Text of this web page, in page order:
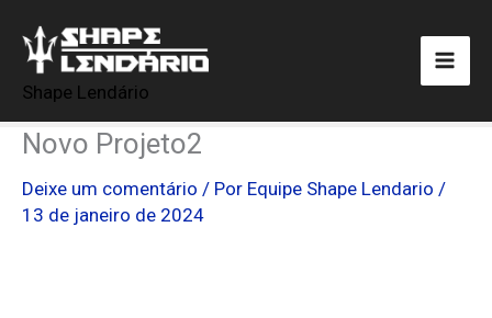
para
conteúdo
Shape Lendário
Novo Projeto2
Deixe um comentário / Por Equipe Shape Lendario /
13 de janeiro de 2024